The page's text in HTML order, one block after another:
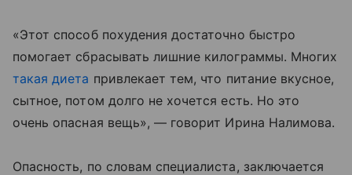
«Этот способ похудения достаточно быстро
помогает сбрасывать лишние килограммы. Многих
такая диета привлекает тем, что питание вкусное,
сытное, потом долго не хочется есть. Но это
очень опасная вещь», — говорит Ирина Налимова.
Опасность, по словам специалиста, заключается